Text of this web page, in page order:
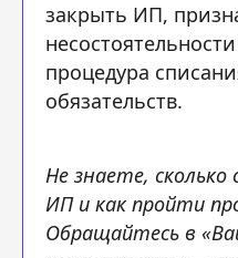
закрыть ИП,
процедура
обязательств.
Не знаете,
ИП и как пройти
Обращайтесь в